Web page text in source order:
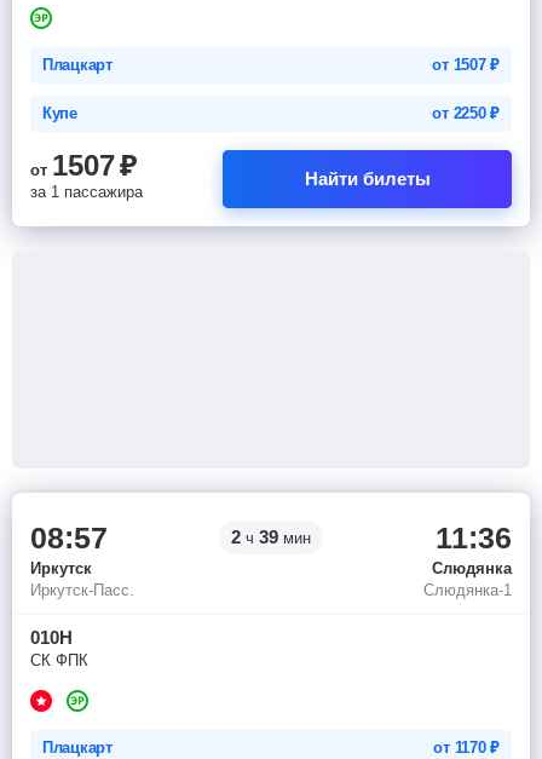
Плацкарт от 1507₽
Купе от 2250₽
от 1507₽
за 1 пассажира
Найти билеты
08:57 2 ч 39 мин 11:36
Иркутск
Слюдянка
Иркутск-Пасс.
Слюдянка-1
010Н
СК ФПК
Плацкарт от 1170₽